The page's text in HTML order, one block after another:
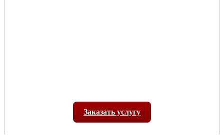
Заказать услугу